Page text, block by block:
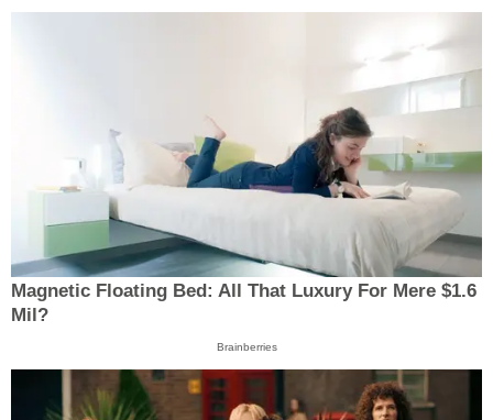
Magnetic Floating Bed: All That Luxury For Mere $1.6
Mil?
Brainberries